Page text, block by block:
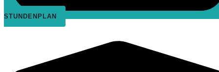
STUNDENPLAN